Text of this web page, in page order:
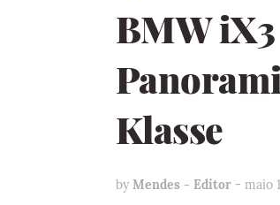
BMW
Klasse
by Mendes - Editor - maio